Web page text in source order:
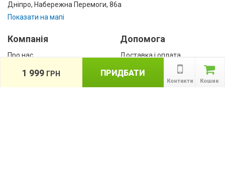
Дніпро, Набережна Перемоги, 86а
Показати на мапі
Компанія
Про нас
Допомога
Доставка і оплата
Кошик
Контакти
ПРИДБАТИ
1 999 ГРН